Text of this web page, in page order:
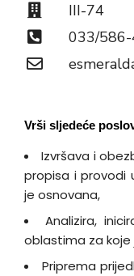
III-74
033/
Vrši sljedeće
Izvršava i
propisa i provodi
je osnovana,
Analizira,
oblastima za koje
Priprema